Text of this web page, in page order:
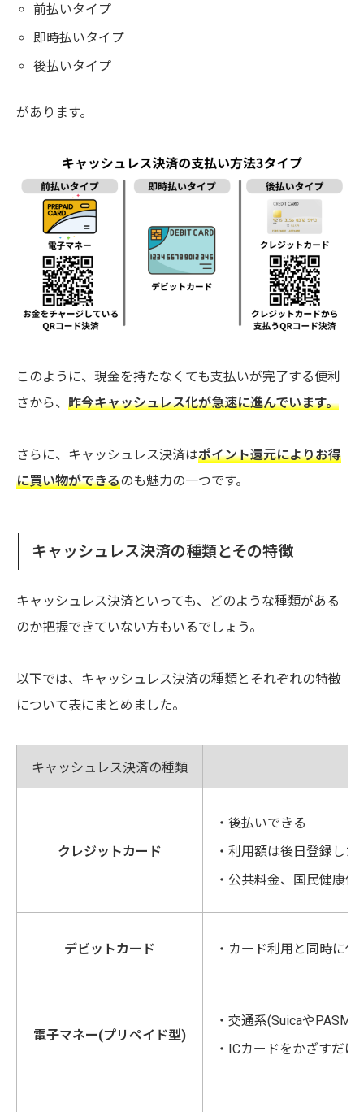
前払いタイプ
即時払いタイプ
後払いタイプ
があります。
このように、現金を持たなくても支払いが完了する便利
さから、 昨今キャッシュレス化が急速に進んでいます。
さらに、キャッシュレス決済はポイント還元によりお得
に買い物ができるのも魅力の一つです。
キャッシュレス決済の種類とその特徴
キャッシュレス決済といっても、どのような種類がある
のか把握できていない方もいるでしょう。
以下では、キャッシュレス決済の種類とそれぞれの特徴
について表にまとめました。
キャッシュレス決済の種類
クレジットカード
・後払いできる
・利用額は後日登録し
・公共料金、国民健康
デビットカード ・カード利用と同時に
電子マネー(プリペイド型)
・交通系(Suicaや
・ICカードをかざすだ